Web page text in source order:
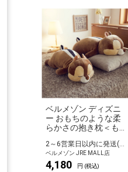
ベルメゾン ディズニ
ー おもちのような柔
らかさの抱き枕＜もち
ｇ！＞「チップ＆デー
ル」 チップ Ｓ
2～6営業日以内に発送(長期休暇除く)
ベルメゾン JRE MALL店
4,180 円 (税込)